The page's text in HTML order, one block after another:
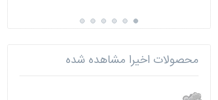
محصولات اخیرا مشاهده شده